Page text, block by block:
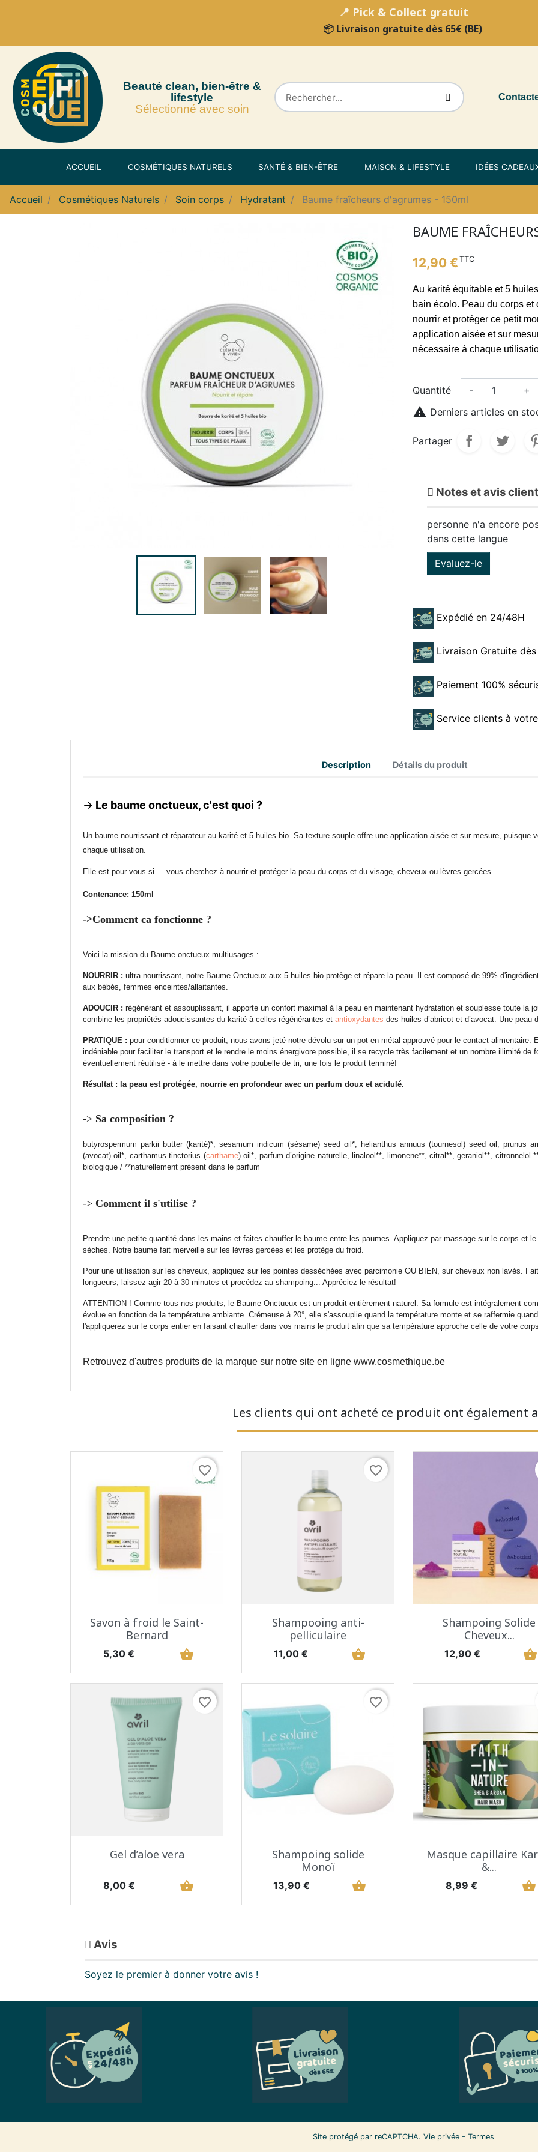
📍 Pick & Collect gratuit
📦 Livraison gratuite dès 65€ (BE)
Beauté clean, bien-être &
lifestyle
Sélectionné avec soin
ACCUEIL COSMÉTIQUES NATURELS SANTÉ & BIEN-ÊTRE MAISON & LIFESTYLE IDÉES
Accueil Cosmétiques Naturels Soin corps Hydratant Baume fraîcheurs d'agrumes - 150ml
BAUME
12,90 € TTC
Au karité équitable et 5
bain écolo. Peau du corps
nourrir et protéger ce petit
application aisée et sur
nécessaire à chaque
Quantité - +
 Derniers articles en
Partager
Notes et avis
personne n'a encore
dans cette langue
Evaluez-le
Expédié en 24/48H
Livraison Gratuite
Paiement 100%
Service clients à
Description Détails du produit
-> Le baume onctueux, c'est quoi ?
Un baume nourrissant et réparateur au karité et 5 huiles bio. Sa texture souple offre une application aisée et sur mesure, puisque
chaque utilisation.
Elle est pour vous si ... vous cherchez à nourrir et protéger la peau du corps et du visage, cheveux ou lèvres gercées.
Contenance: 150ml
->Comment ca fonctionne ?
Voici la mission du Baume onctueux multiusages :
NOURRIR : ultra nourrissant, notre Baume Onctueux aux 5 huiles bio protège et répare la peau. Il est composé de 99%
aux bébés, femmes enceintes/allaitantes.
ADOUCIR : régénérant et assouplissant, il apporte un confort maximal à la peau en maintenant hydratation et souplesse toute la
combine les propriétés adoucissantes du karité à celles régénérantes et antioxydantes des huiles d’abricot et d’avocat. Une peau
PRATIQUE : pour conditionner ce produit, nous avons jeté notre dévolu sur un pot en métal approuvé pour le contact alimentaire.
indéniable pour faciliter le transport et le rendre le moins énergivore possible, il se recycle très facilement et un nombre illimité de
éventuellement réutilisé - à le mettre dans votre poubelle de tri, une fois le produit terminé!
Résultat : la peau est protégée, nourrie en profondeur avec un parfum doux et acidulé.
-> Sa composition ?
butyrospermum parkii butter (karité)*, sesamum indicum (sésame) seed oil*, helianthus annuus (tournesol) seed oil, prunus
(avocat) oil*, carthamus tinctorius (carthame) oil*, parfum d’origine naturelle, linalool**, limonene**, citral**, geraniol**, citronnelol
biologique / **naturellement présent dans le parfum
-> Comment il s'utilise ?
Prendre une petite quantité dans les mains et faites chauffer le baume entre les paumes. Appliquez par massage sur le corps et
sèches. Notre baume fait merveille sur les lèvres gercées et les protège du froid.
Pour une utilisation sur les cheveux, appliquez sur les pointes desséchées avec parcimonie OU BIEN, sur cheveux non lavés.
longueurs, laissez agir 20 à 30 minutes et procédez au shampoing... Appréciez le résultat!
ATTENTION ! Comme tous nos produits, le Baume Onctueux est un produit entièrement naturel. Sa formule est intégralement
évolue en fonction de la température ambiante. Crémeuse à 20°, elle s'assouplie quand la température monte et se raffermie
l'appliquerez sur le corps entier en faisant chauffer dans vos mains le produit afin que sa température approche celle de votre
Retrouvez d'autres produits de la marque sur notre site en ligne www.cosmethique.be
Les clients qui ont acheté ce produit ont également
Aperçu rapide
favorite_border
Savon à froid le Saint-
Bernard
Prix
5,30 € shopping_basket
Aperçu rapide
favorite_border
Shampooing anti-
pelliculaire
Prix
11,00 € shopping_basket
Aperçu rapide
Shampoing Solide
Cheveux...
Prix
12,90 € shopping_basket
Aperçu rapide
favorite_border
Gel d’aloe vera
Prix
8,00 € shopping_basket
Aperçu rapide
favorite_border
Shampoing solide
Monoï
Prix
13,90 € shopping_basket
Aperçu rapide
Masque capillaire
&...
Prix
8,99 € shopping_basket
Avis
Soyez le premier à donner votre avis !
Site protégé par reCAPTCHA. Vie privée - Termes